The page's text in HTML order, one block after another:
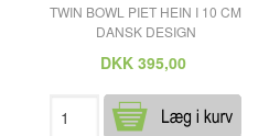
TWIN BOWL PIET HEIN I 10 CM
DANSK DESIGN
DKK 395,00